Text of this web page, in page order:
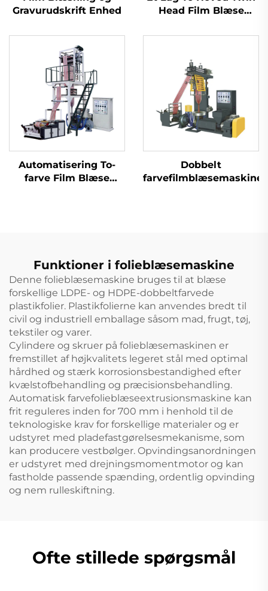
Gravurudskrift Enhed
Head Film Blæse
Automatisering To-
farve Film Blæse
Dobbelt
farvefilmblæsemaskine
Funktioner i folieblæsemaskine
Denne folieblæsemaskine bruges til at blæse
forskellige LDPE- og HDPE-dobbeltfarvede
plastikfolier. Plastikfolierne kan anvendes bredt til
civil og industriell emballage såsom mad, frugt, tøj,
tekstiler og varer.
Cylindere og skruer på folieblæsemaskinen er
fremstillet af højkvalitets legeret stål med optimal
hårdhed og stærk korrosionsbestandighed efter
kvælstofbehandling og præcisionsbehandling.
Automatisk farvefolieblæseextrusionsmaskine kan
frit reguleres inden for 700 mm i henhold til de
teknologiske krav for forskellige materialer og er
udstyret med pladefastgørelsesmekanisme, som
kan producere vestbølger. Opvindingsanordningen
er udstyret med drejningsmomentmotor og kan
fastholde passende spænding, ordentlig opvinding
og nem rulleskiftning.
Ofte stillede spørgsmål